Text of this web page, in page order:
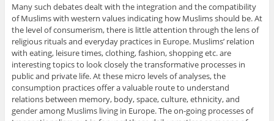
Many such debates dealt with the integration and the compatibility
of Muslims with western values indicating how Muslims should be. At
the level of consumerism, there is little attention through the lens of
religious rituals and everyday practices in Europe. Muslims’ relation
with eating, leisure times, clothing, fashion, shopping etc. are
interesting topics to look closely the transformative processes in
public and private life. At these micro levels of analyses, the
consumption practices offer a valuable route to understand
relations between memory, body, space, culture, ethnicity, and
gender among Muslims living in Europe. The on-going processes of